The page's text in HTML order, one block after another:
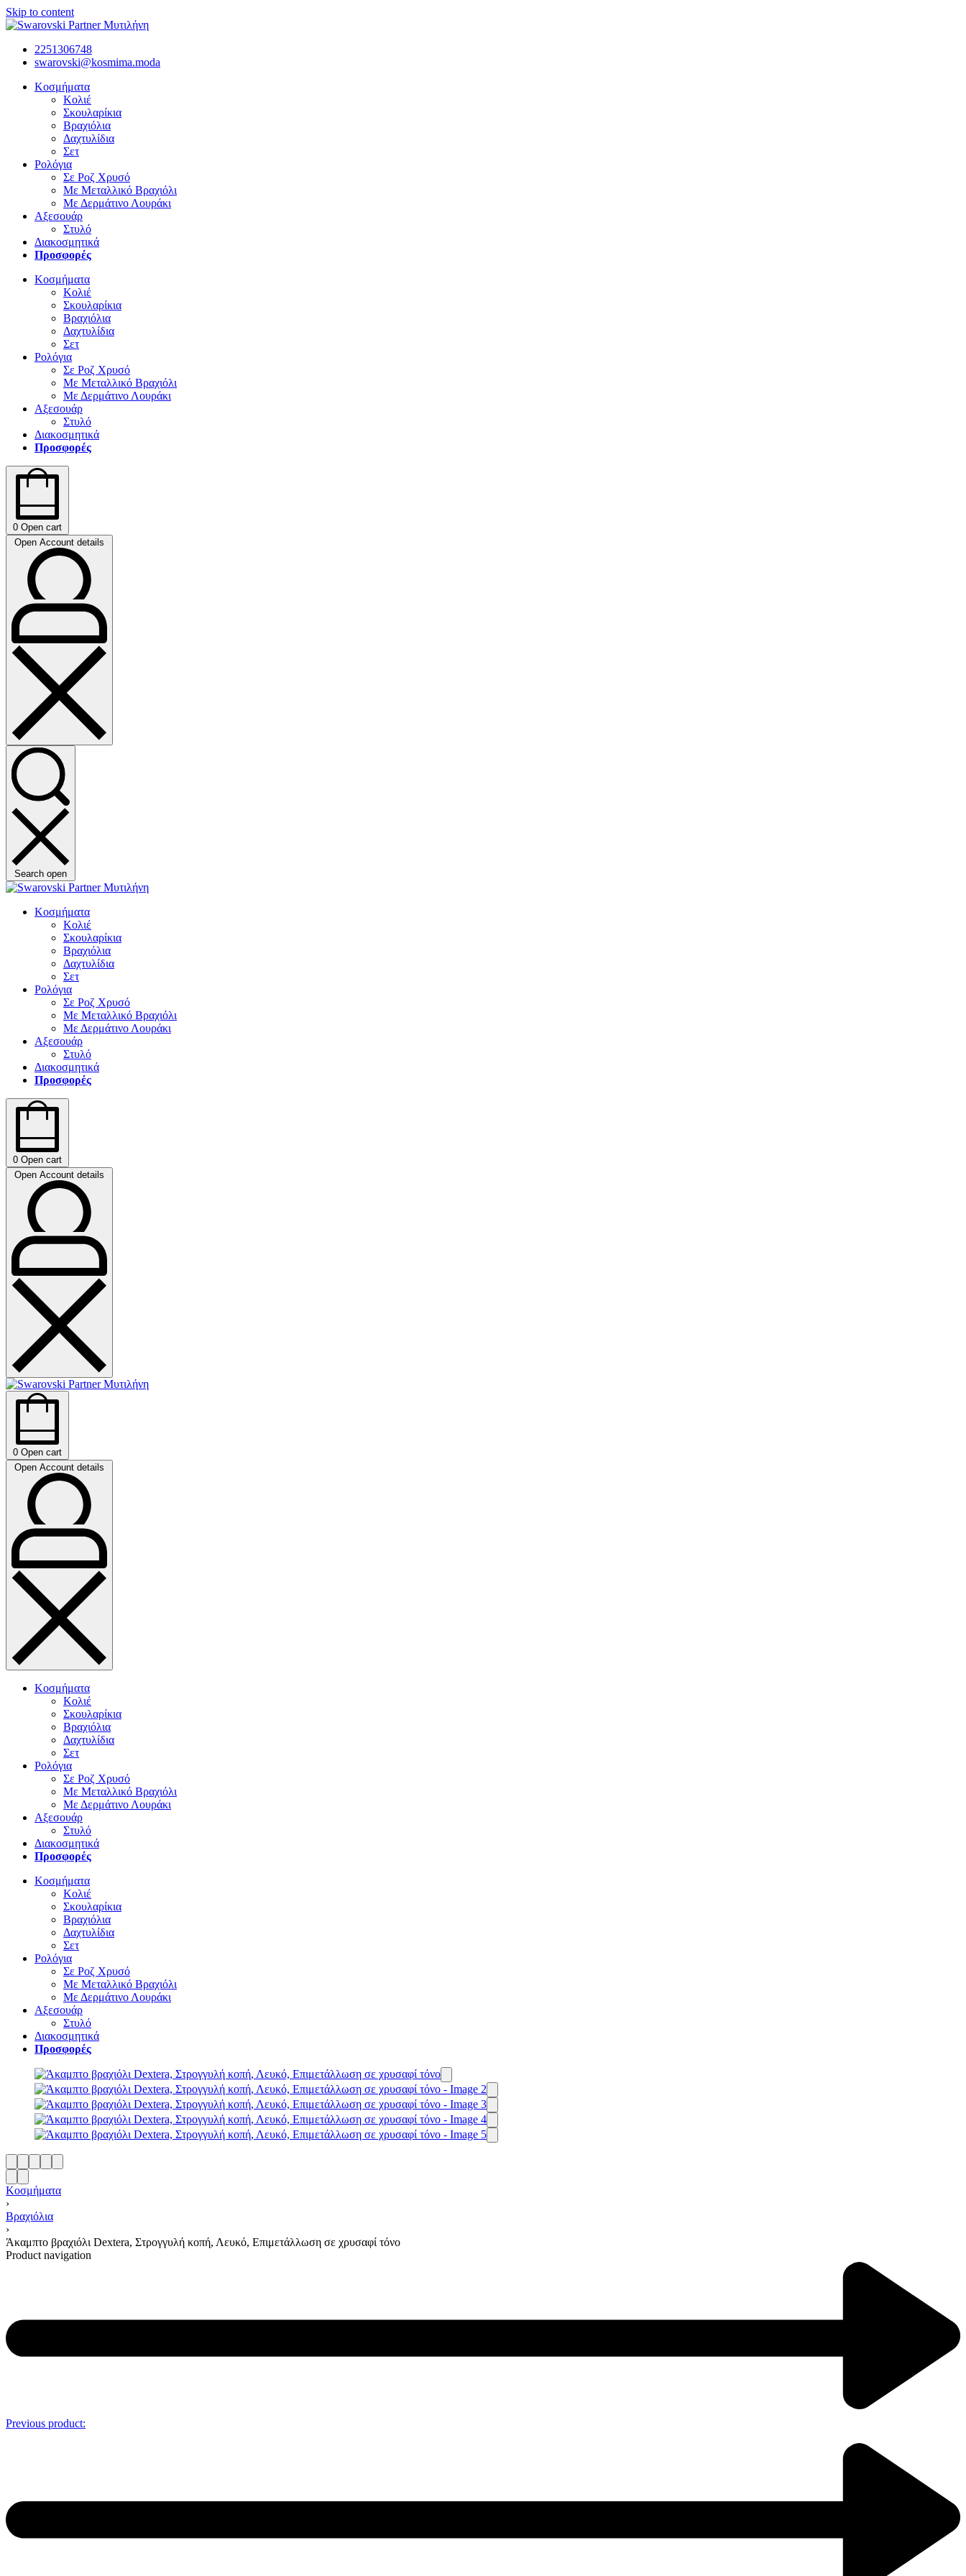
Skip to content
2251306748
swarovski@kosmima.moda
Κοσμήματα
Κολιέ
Σκουλαρίκια
Βραχιόλια
Δαχτυλίδια
Σετ
Ρολόγια
Σε Ροζ Χρυσό
Με Μεταλλικό Βραχιόλι
Με Δερμάτινο Λουράκι
Αξεσουάρ
Στυλό
Διακοσμητικά
Προσφορές
Κοσμήματα
Κολιέ
Σκουλαρίκια
Βραχιόλια
Δαχτυλίδια
Σετ
Ρολόγια
Σε Ροζ Χρυσό
Με Μεταλλικό Βραχιόλι
Με Δερμάτινο Λουράκι
Αξεσουάρ
Στυλό
Διακοσμητικά
Προσφορές
0 Open cart
Open Account details
Search open
Κοσμήματα
Κολιέ
Σκουλαρίκια
Βραχιόλια
Δαχτυλίδια
Σετ
Ρολόγια
Σε Ροζ Χρυσό
Με Μεταλλικό Βραχιόλι
Με Δερμάτινο Λουράκι
Αξεσουάρ
Στυλό
Διακοσμητικά
Προσφορές
0 Open cart
Open Account details
0 Open cart
Open Account details
Κοσμήματα
Κολιέ
Σκουλαρίκια
Βραχιόλια
Δαχτυλίδια
Σετ
Ρολόγια
Σε Ροζ Χρυσό
Με Μεταλλικό Βραχιόλι
Με Δερμάτινο Λουράκι
Αξεσουάρ
Στυλό
Διακοσμητικά
Προσφορές
Κοσμήματα
Κολιέ
Σκουλαρίκια
Βραχιόλια
Δαχτυλίδια
Σετ
Ρολόγια
Σε Ροζ Χρυσό
Με Μεταλλικό Βραχιόλι
Με Δερμάτινο Λουράκι
Αξεσουάρ
Στυλό
Διακοσμητικά
Προσφορές
Κοσμήματα
›
Βραχιόλια
›
Άκαμπτο βραχιόλι Dextera, Στρογγυλή κοπή, Λευκό, Επιμετάλλωση σε χρυσαφί τόνο
Product navigation
Previous product: